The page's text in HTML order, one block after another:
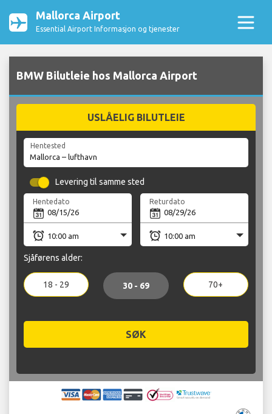
Mallorca Airport
Essential Airport Informasjon og tjenester
BMW Bilutleie hos Mallorca Airport
USLÅELIG BILUTLEIE
Hentested
Levering til samme sted
Hentedato Returdato
Sjåførens alder:
18 - 29 30 - 69 70+
SØK